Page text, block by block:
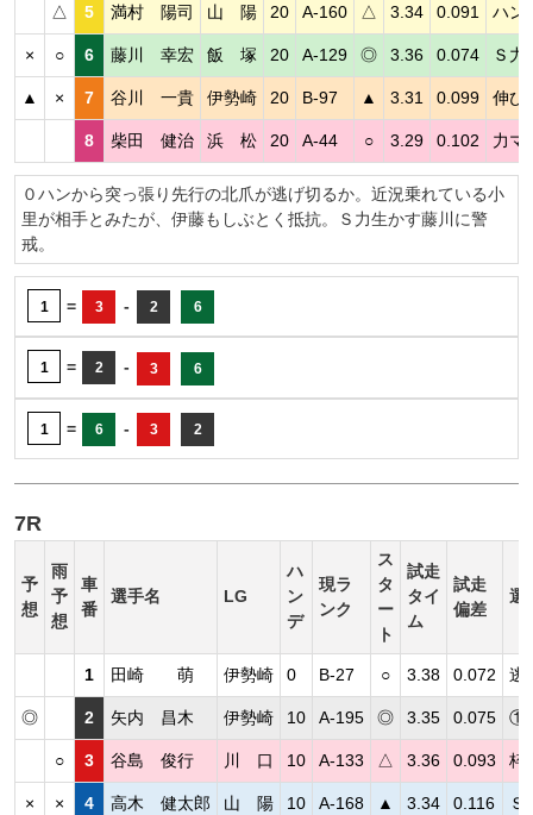
△ 5 満村 陽司 山 陽 20 A-160 △ 3.34 0.091 ハン
× ○ 6 藤川 幸宏 飯 塚 20 A-129 ◎ 3.36 0.074 Ｓ力
▲ × 7 谷川 一貴 伊勢崎 20 B-97 ▲ 3.31 0.099 伸び
8 柴田 健治 浜 松 20 A-44 ○ 3.29 0.102 力マ
０ハンから突っ張り先行の北爪が逃げ切るか。近況乗れている小
里が相手とみたが、伊藤もしぶとく抵抗。Ｓ力生かす藤川に警
戒。
1 = 3 - 2 6
1 = 2 - 3 6
1 = 6 - 3 2
7R
予
想
雨
予
想
車
番
選手名 LG
ハ
ン
デ
現ラ
ンク
ス
タ
ー
ト
試走
タイ
ム
試走
偏差
選
1 田崎 萌 伊勢崎 0 B-27 ○ 3.38 0.072 逃
◎ 2 矢内 昌木 伊勢崎 10 A-195 ◎ 3.35 0.075 ①
○ 3 谷島 俊行 川 口 10 A-133 △ 3.36 0.093 枠
× × 4 高木 健太郎 山 陽 10 A-168 ▲ 3.34 0.116 Ｓ